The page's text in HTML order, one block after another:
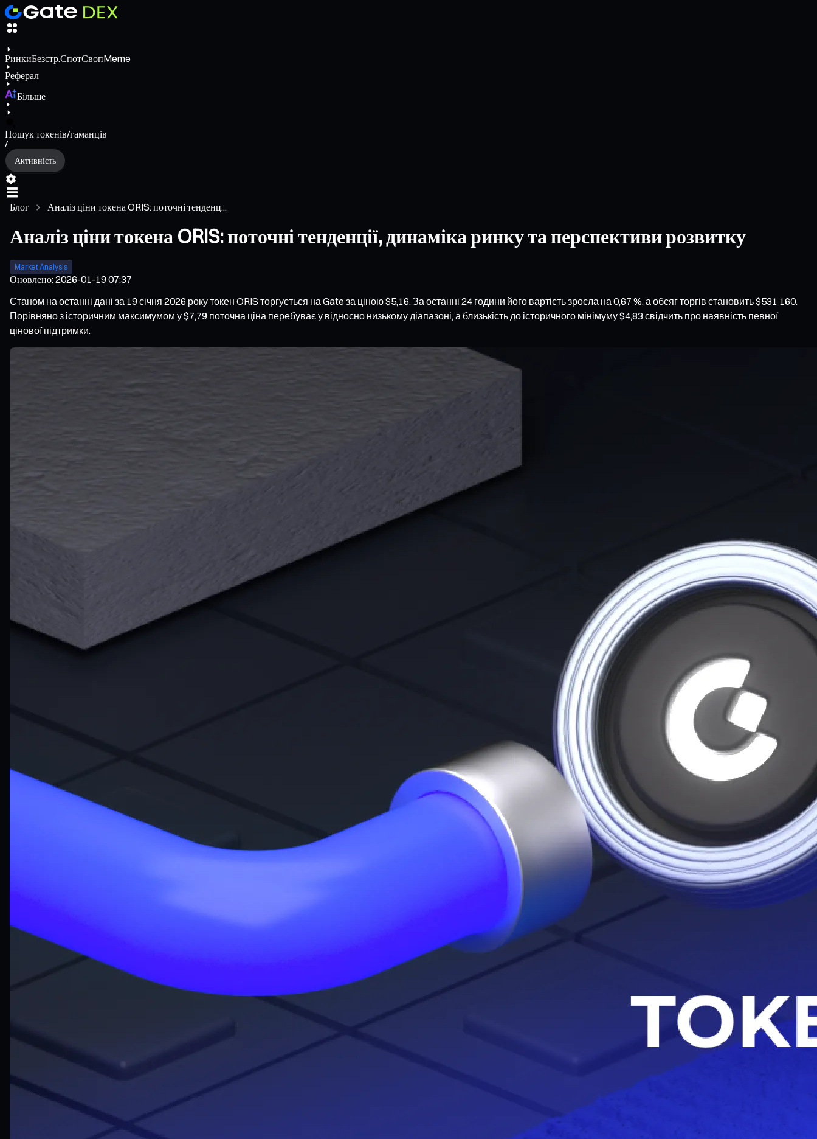
РинкиБезстр.СпотСвопMeme
Реферал
Більше
Пошук токенів/гаманців
/
Активність
Блог Аналіз ціни токена ORIS: поточні тенденц...
Аналіз ціни токена ORIS: поточні тенденції, динаміка ринку та перспективи розвитку
Market Analysis
Оновлено:2026-01-19 07:37
Станом на останні дані за 19 січня 2026 року токен ORIS торгується на Gate за ціною $5,16. За останні 24 години його вартість зросла на 0,67 %, а обсяг торгів становить $531 160.
Порівняно з історичним максимумом у $7,79 поточна ціна перебуває у відносно низькому діапазоні, а близькість до історичного мінімуму $4,83 свідчить про наявність певної
цінової підтримки.